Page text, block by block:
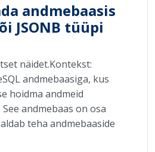
andmebaasis
JSONB tüüpi
näidet.Kontekst:
andmebaasiga, kus
hoidma andmeid
andmebaas on osa
teha andmebaaside